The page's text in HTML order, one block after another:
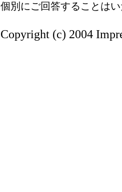
個別にご回答することは
Copyright (c) 2004